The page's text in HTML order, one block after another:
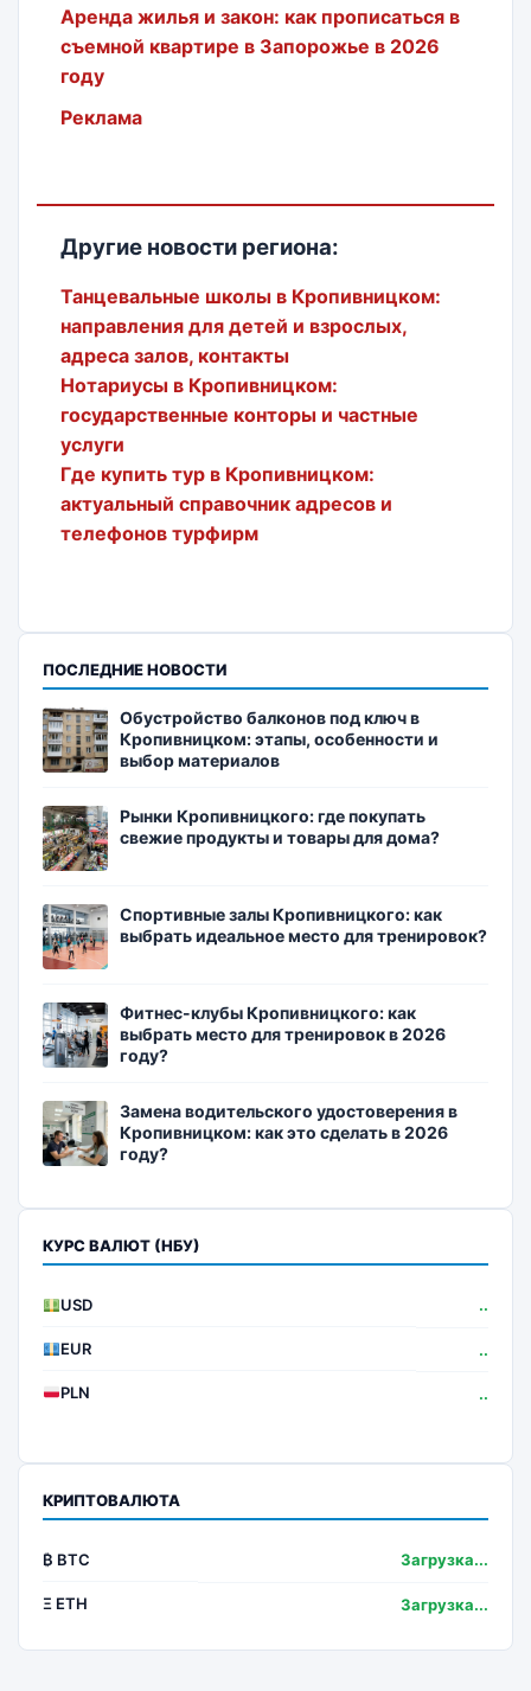
Аренда жилья и закон: как прописаться в
съемной квартире в Запорожье в 2026
году
Реклама
Другие новости региона:
Танцевальные школы в Кропивницком:
направления для детей и взрослых,
адреса залов, контакты
Нотариусы в Кропивницком:
государственные конторы и частные
услуги
Где купить тур в Кропивницком:
актуальный справочник адресов и
телефонов турфирм
ПОСЛЕДНИЕ НОВОСТИ
Обустройство балконов под ключ в
Кропивницком: этапы, особенности и
выбор материалов
Рынки Кропивницкого: где покупать
свежие продукты и товары для дома?
Спортивные залы Кропивницкого: как
выбрать идеальное место для тренировок?
Фитнес-клубы Кропивницкого: как
выбрать место для тренировок в 2026
году?
Замена водительского удостоверения в
Кропивницком: как это сделать в 2026
году?
КУРС ВАЛЮТ (НБУ)
USD ..
EUR ..
PLN ..
КРИПТОВАЛЮТА
₿ BTC Загрузка...
Ξ ETH Загрузка...